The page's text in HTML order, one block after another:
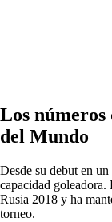
Los
del Mundo
Desde su debut en
capacidad
Rusia 2018 y ha
torneo.